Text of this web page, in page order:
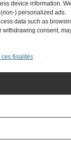
device information.
) personalized ads.
data such as
withdrawing consent,
ces finalités
complexes
équipes
comment les
et réagir en cas